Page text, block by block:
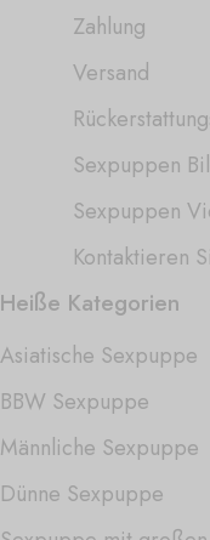
Zahlung
Versand
Sexpuppen
Sexpuppen
Kontaktieren
Heiße Kategorien
Asiatische Sexpuppe
BBW Sexpuppe
Männliche Sexpuppe
Dünne Sexpuppe